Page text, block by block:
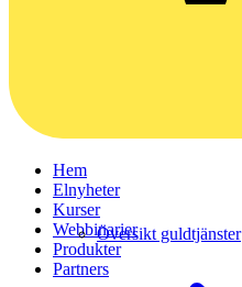
Hem
Elnyheter
Kurser
Webbinarier
Produkter
Partners
Översikt guldtjänster